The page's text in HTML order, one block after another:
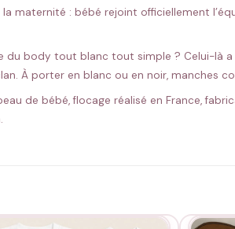
maternité : bébé rejoint officiellement
du body tout blanc tout simple ? Celui-là
À porter en blanc ou en noir, manches
de bébé, flocage réalisé en France,